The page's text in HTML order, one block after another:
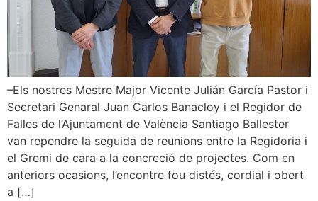
–Els nostres Mestre Major Vicente Julián García Pastor i
Secretari Genaral Juan Carlos Banacloy i el Regidor de
Falles de l’Ajuntament de València Santiago Ballester
van rependre la seguida de reunions entre la Regidoria i
el Gremi de cara a la concreció de projectes. Com en
anteriors ocasions, l’encontre fou distés, cordial i obert
a […]